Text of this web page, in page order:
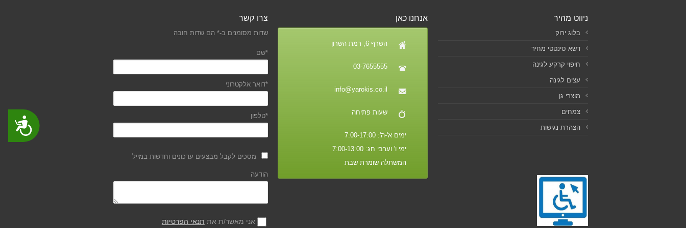
נגישות
ניווט מהיר
בלוג ירוק
דשא סינטטי מחיר
חיפוי קרקע לגינה
עצים לגינה
מוצרי גן
צמחים
הצהרת נגישות
אנחנו כאן
השרף 6, רמת השרון
03-7655555
info@yarokis.co.il
שעות פתיחה
ימים א'-ה': 7:00-17:00
ימי ו' וערבי חג: 7:00-13:00
המשתלה שומרת שבת
צרו קשר
שדות מסומנים ב-* הם שדות חובה
*שם
*דואר אלקטרוני
*טלפון
מסכים לקבל מבצעים עדכונים וחדשות במייל
הודעה
אני מאשר/ת את תנאי הפרטיות